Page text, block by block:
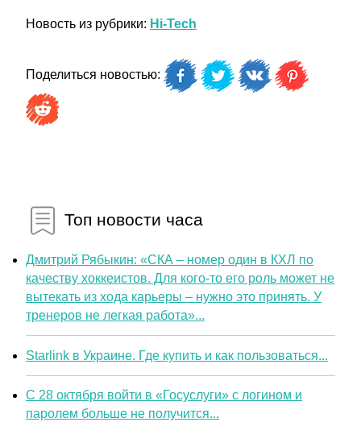
Новость из рубрики: Hi-Tech
Поделиться новостью:
Топ новости часа
Дмитрий Рябыкин: «СКА – номер один в КХЛ по
качеству хоккеистов. Для кого-то его роль может не
вытекать из хода карьеры – нужно это принять. У
тренеров не легкая работа»...
Starlink в Украине. Где купить и как пользоваться...
С 28 октября войти в «Госуслуги» с логином и
паролем больше не получится...